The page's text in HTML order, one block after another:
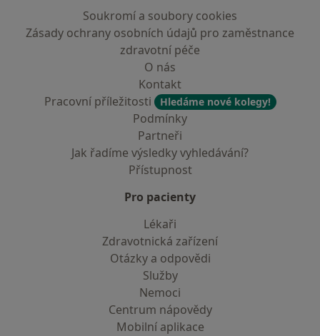
Soukromí a soubory cookies
Zásady ochrany osobních údajů pro zaměstnance
zdravotní péče
O nás
Kontakt
Pracovní příležitosti
Hledáme nové kolegy!
Podmínky
Partneři
Jak řadíme výsledky vyhledávání?
Přístupnost
Pro pacienty
Lékaři
Zdravotnická zařízení
Otázky a odpovědi
Služby
Nemoci
Centrum nápovědy
Mobilní aplikace